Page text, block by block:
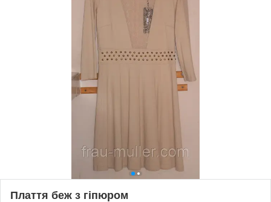
Плаття беж з гіпюром